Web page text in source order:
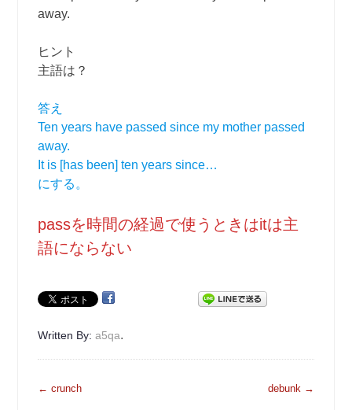
away.
ヒント
主語は？
答え
Ten years have passed since my mother passed
away.
It is [has been] ten years since…
にする。
passを時間の経過で使うときはitは主
語にならない
Written By:a5qa.
投
← crunch debunk →